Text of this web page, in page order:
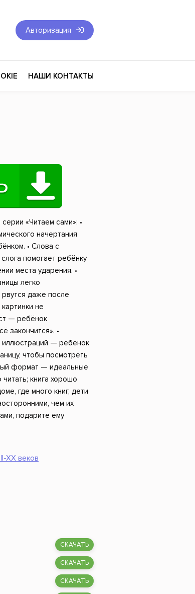
Авторизация
Эзотерика
Экономика
НАШИ КОНТАКТЫ
«Читаем сами»: •
начертания
• Слова с
помогает ребёнку
места ударения. •
легко
даже после
не
— ребёнок
закончится». •
иллюстраций — ребёнок
чтобы посмотреть
формат — идеальные
книга хорошо
где много книг, дети
чем их
подарите ему
XX веков
СКАЧАТЬ
СКАЧАТЬ
СКАЧАТЬ